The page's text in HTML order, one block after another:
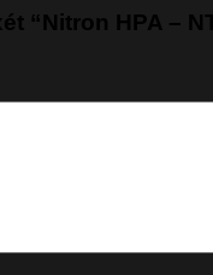
“Nitron HPA –